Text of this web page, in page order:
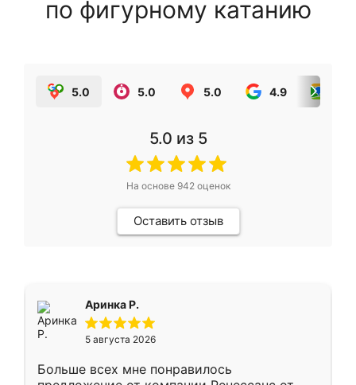
по фигурному катанию
5.0 5.0 5.0 4.9
5.0 из 5
На основе 942оценок
Оставить отзыв
Аринка Р.
5 августа 2026
Больше всех мне понравилось